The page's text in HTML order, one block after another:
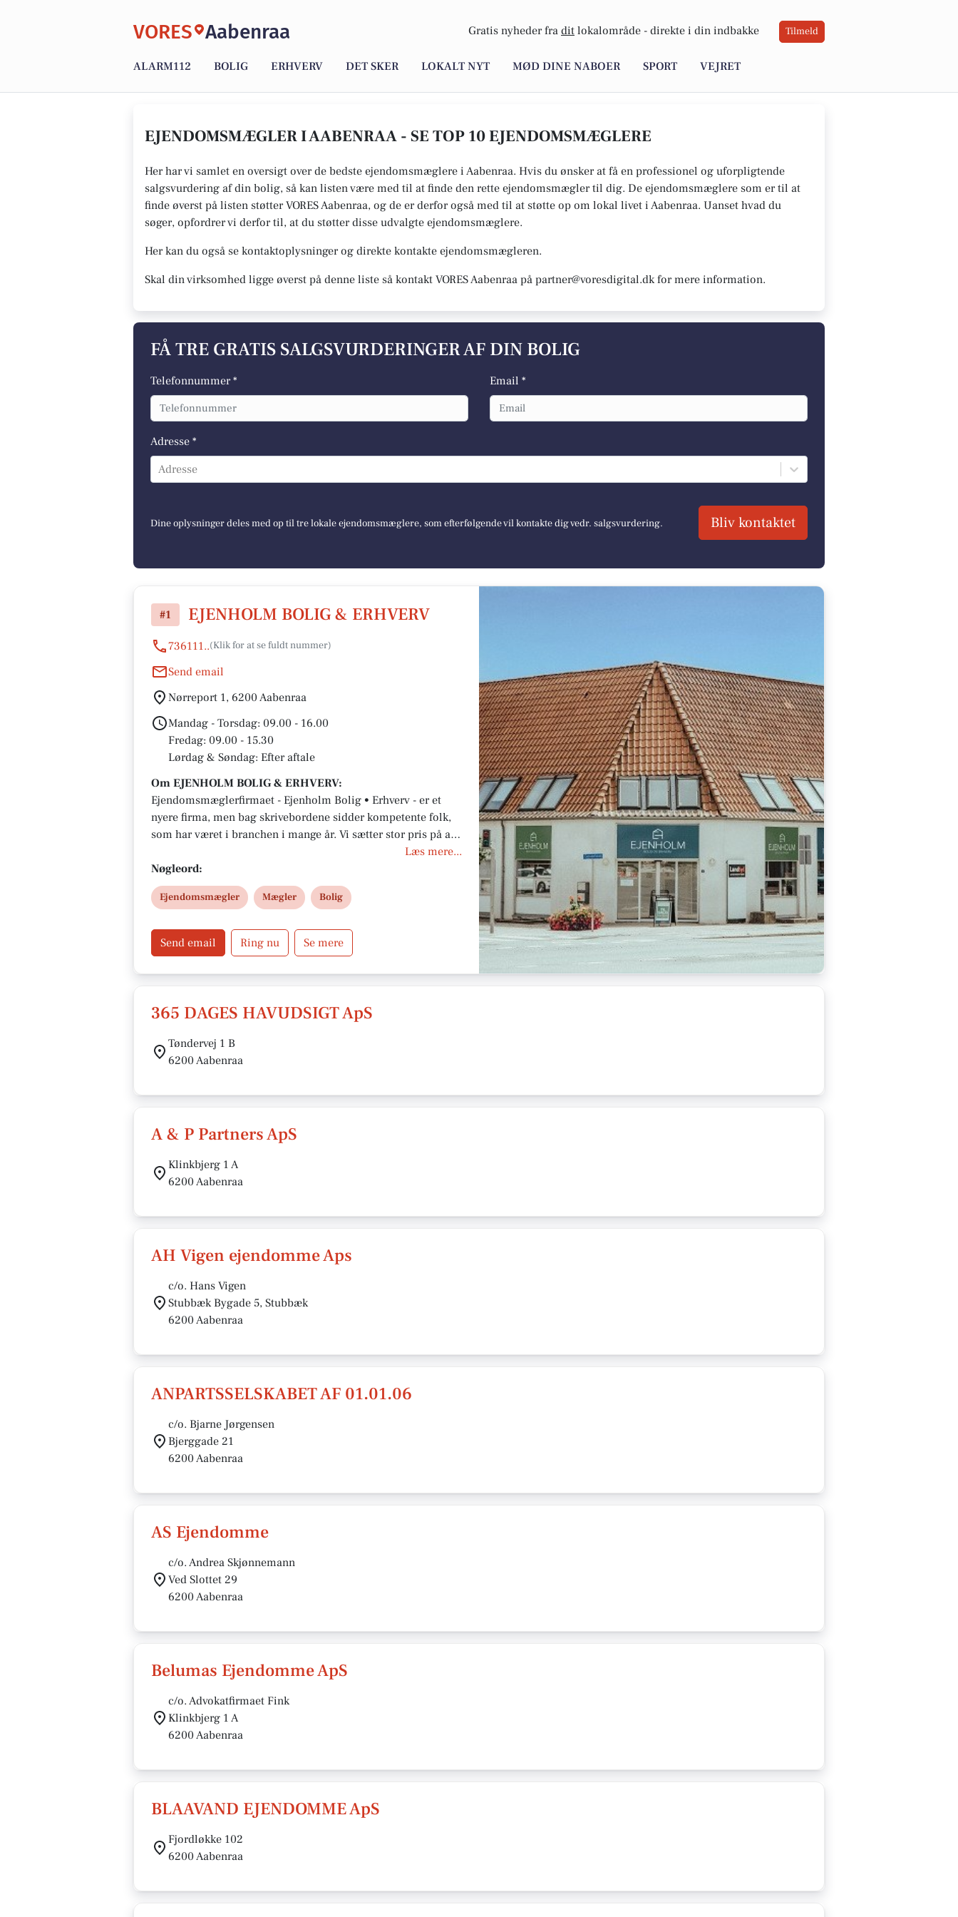
VORES Aabenraa Gratis nyheder fra dit lokalområde - direkte i din indbakke Tilmeld
ALARM112 BOLIG ERHVERV DET SKER LOKALT NYT MØD DINE NABOER SPORT VEJRET
EJENDOMSMÆGLER I AABENRAA - SE TOP 10 EJENDOMSMÆGLERE
Her har vi samlet en oversigt over de bedste ejendomsmæglere i Aabenraa. Hvis du ønsker at få en professionel og uforpligtende
salgsvurdering af din bolig, så kan listen være med til at finde den rette ejendomsmægler til dig. De ejendomsmæglere som er til at
finde øverst på listen støtter VORES Aabenraa, og de er derfor også med til at støtte op om lokal livet i Aabenraa. Uanset hvad du
søger, opfordrer vi derfor til, at du støtter disse udvalgte ejendomsmæglere.
Her kan du også se kontaktoplysninger og direkte kontakte ejendomsmægleren.
Skal din virksomhed ligge øverst på denne liste så kontakt VORES Aabenraa på partner@voresdigital.dk for mere information.
FÅ TRE GRATIS SALGSVURDERINGER AF DIN BOLIG
Telefonnummer * Email *
Adresse *
Adresse
Dine oplysninger deles med op til tre lokale ejendomsmæglere, som efterfølgende vil kontakte dig vedr. salgsvurdering. Bliv kontaktet
#1 EJENHOLM BOLIG & ERHVERV
736111..
Send email
Nørreport 1, 6200 Aabenraa
Mandag - Torsdag: 09.00 - 16.00
Fredag: 09.00 - 15.30
Lørdag & Søndag: Efter aftale
Om EJENHOLM BOLIG & ERHVERV:
Ejendomsmæglerfirmaet - Ejenholm Bolig • Erhverv - er et
nyere firma, men bag skrivebordene sidder kompetente folk,
som har været i branchen i mange år. Vi sætter stor pris på at
være din lokale uafhængige ejendomsmægler. Vi er ikke
økonomisk bundet til hverken ejendomsmæglerkæder eller
pengeinstitutter, derfor kan vi udelukkende koncentrere os
om dine interesser.
Læs mere...
Nøgleord:
Ejendomsmægler Mægler Bolig
Send email Ring nu Se mere
365 DAGES HAVUDSIGT ApS
Tøndervej 1 B
6200 Aabenraa
A & P Partners ApS
Klinkbjerg 1 A
6200 Aabenraa
AH Vigen ejendomme Aps
c/o. Hans Vigen
Stubbæk Bygade 5, Stubbæk
6200 Aabenraa
ANPARTSSELSKABET AF 01.01.06
c/o. Bjarne Jørgensen
Bjerggade 21
6200 Aabenraa
AS Ejendomme
c/o. Andrea Skjønnemann
Ved Slottet 29
6200 Aabenraa
Belumas Ejendomme ApS
c/o. Advokatfirmaet Fink
Klinkbjerg 1 A
6200 Aabenraa
BLAAVAND EJENDOMME ApS
Fjordløkke 102
6200 Aabenraa